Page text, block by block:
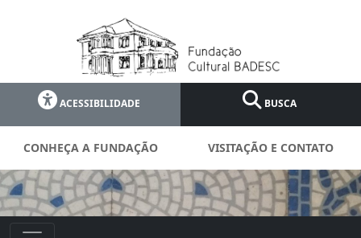
ACESSIBILIDADE BUSCA
CONHEÇA A FUNDAÇÃO VISITAÇÃO E CONTATO